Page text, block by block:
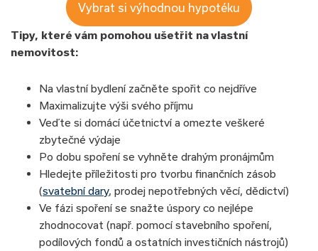
Vybrat si výhodnou hypotéku
Tipy, které vám pomohou ušetřit na vlastní
nemovitost:
Na vlastní bydlení začněte spořit co nejdříve
Maximalizujte výši svého příjmu
Veďte si domácí účetnictví a omezte veškeré
zbytečné výdaje
Po dobu spoření se vyhněte drahým pronájmům
Hledejte příležitosti pro tvorbu finančních zásob
(svatební dary, prodej nepotřebných věcí, dědictví)
Ve fázi spoření se snažte úspory co nejlépe
zhodnocovat (např. pomocí stavebního spoření,
podílových fondů a ostatních investičních nástrojů)